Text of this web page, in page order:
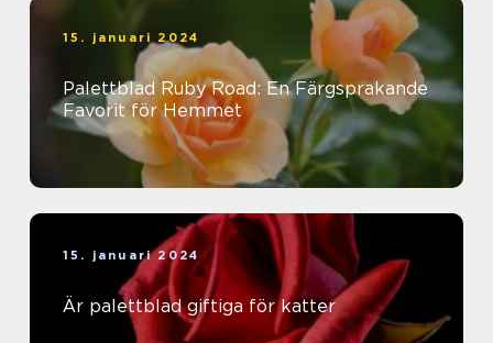
15. januari 2024
Palettblad Ruby Road: En Färgsprakande
Favorit för Hemmet
15. januari 2024
Är palettblad giftiga för katter